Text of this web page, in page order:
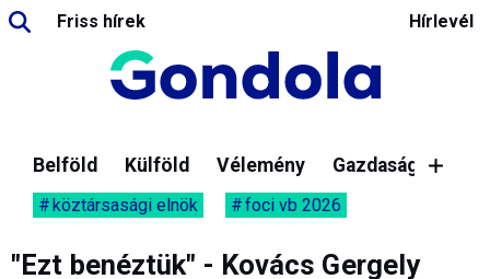
Friss hírek Hírlevél
Belföld Külföld Vélemény Gazdaság
köztársasági elnök foci vb 2026
"Ezt benéztük" - Kovács Gergely